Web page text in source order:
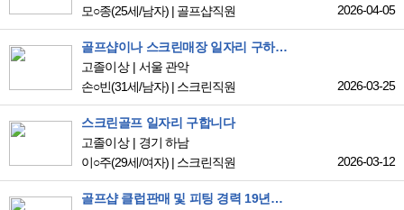
모○종(25세/남자) | 골프샵직원 2026-04-05
골프샵이나 스크린매장 일자리 구하고있습니다
고졸이상
서울 관악
손○빈(31세/남자) | 스크린직원 2026-03-25
스크린골프 일자리 구합니다
고졸이상
경기 하남
이○주(29세/여자) | 스크린직원 2026-03-12
골프샵 클럽판매 및 피팅 경력 19년입니다